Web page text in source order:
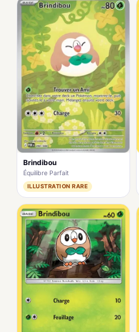
Brindibou
Équilibre Parfait
ILLUSTRATION RARE